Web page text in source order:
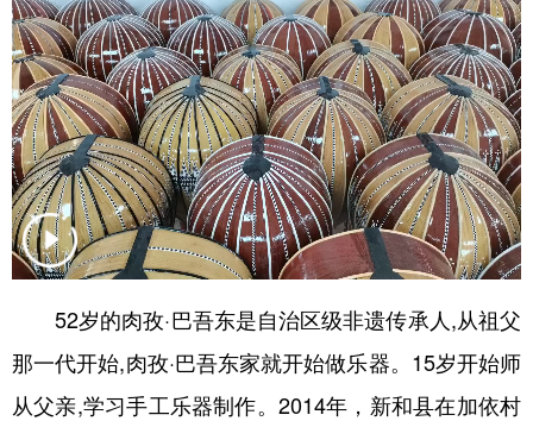
云游新疆 云端悦读 云看书画 光影新疆
人事频道 融媒体联播 廉政频道 新华视角看新疆
地方频道
北京 天津 河北 山西
辽宁 吉林 上海 江苏
浙江 安徽 福建 江西
山东 河南 湖北 湖南
52岁的肉孜·巴吾东是自治区级非遗传承人,从祖父
那一代开始,肉孜·巴吾东家就开始做乐器。15岁开始师
从父亲,学习手工乐器制作。2014年，新和县在加依村